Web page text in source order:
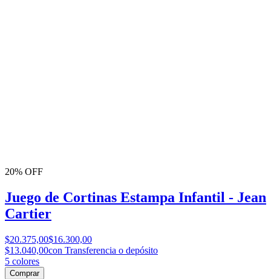
20% OFF
Juego de Cortinas Estampa Infantil - Jean
Cartier
$20.375,00$16.300,00
$13.040,00con Transferencia o depósito
5 colores
Comprar